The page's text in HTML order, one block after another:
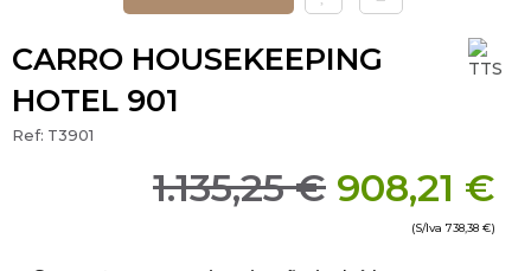
CARRO HOUSEKEEPING
HOTEL 901
Ref: T3901
1.135,25 € 908,21 €
(S/Iva 738,38 €)